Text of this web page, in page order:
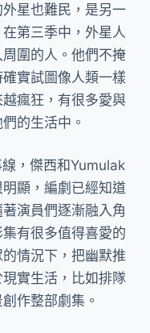
星也難民，是另一
第三季中，外星人
圍的人。他們不掩
實試圖像人類一樣
瘋狂，有很多愛與
的生活中。
，傑西和Yumulak
顯，編劇已經知道
演員們逐漸融入角
有很多值得喜愛的
情況下，把幽默推
實生活，比如排隊
作整部劇集。